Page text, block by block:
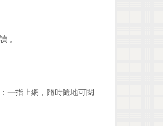
。
一指上網，隨時隨地可閱